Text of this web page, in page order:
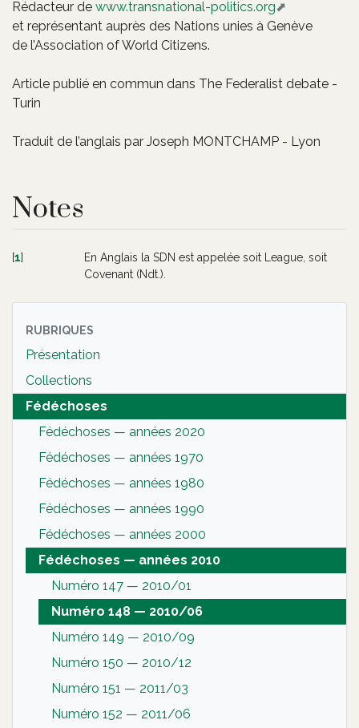
Rédacteur de www.transnational-politics.org
et représentant auprès des Nations unies à Genève
de l’Association of World Citizens.
Article publié en commun dans The Federalist debate -
Turin
Traduit de l’anglais par Joseph MONTCHAMP - Lyon
Notes
[1]
En Anglais la SDN est appelée soit League, soit
Covenant (Ndt.).
RUBRIQUES
Présentation
Collections
Fédéchoses
Fédéchoses — années 2020
Fédéchoses — années 1970
Fédéchoses — années 1980
Fédéchoses — années 1990
Fédéchoses — années 2000
Fédéchoses — années 2010
Numéro 147 — 2010/01
Numéro 148 — 2010/06
Numéro 149 — 2010/09
Numéro 150 — 2010/12
Numéro 151 — 2011/03
Numéro 152 — 2011/06